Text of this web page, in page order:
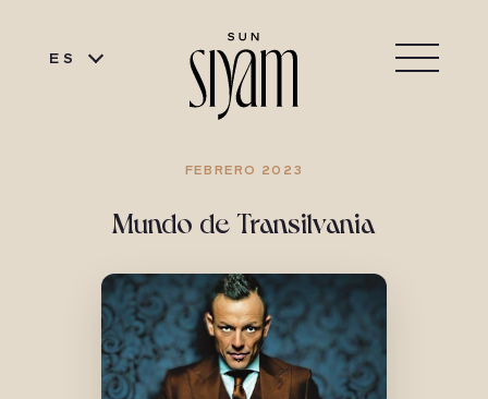
ES
FEBRERO 2023
Mundo de Transilvania